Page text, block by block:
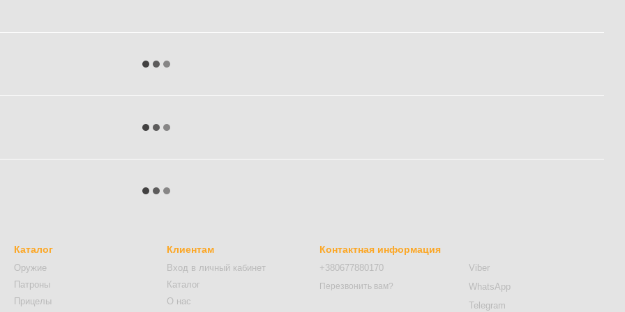
Каталог
Оружие
Патроны
Прицелы
Клиентам
Вход в личный кабинет
Каталог
О нас
Контактная информация
+380677880170
Перезвонить вам?
Viber
WhatsApp
Telegram